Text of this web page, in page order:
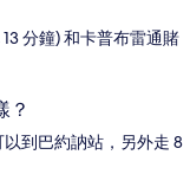
分鐘) 和卡普布雷通賭
？
到巴約訥站，另外走 8